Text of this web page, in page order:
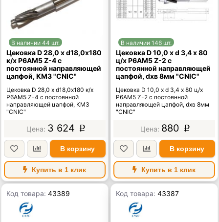
В наличии 44 шт.
Цековка D 28,0 х d18,0х180
к/х Р6АМ5 Z-4 с
постоянной направляющей
цапфой, КМ3 "CNIC"
Цековка D 28,0 х d18,0х180 к/х
Р6АМ5 Z-4 с постоянной
направляющей цапфой, КМ3
"CNIC"
3 624 p
В корзину
Купить в 1 клик
В наличии 146 шт.
Цековка D 10,0 х d 3,4 х 80
ц/х Р6АМ5 Z-2 с
постоянной направляющей
цапфой, dхв 8мм "CNIC"
Цековка D 10,0 х d 3,4 х 80 ц/х
Р6АМ5 Z-2 с постоянной
направляющей цапфой, dхв 8мм
"CNIC"
880 p
В корзину
Купить в 1 клик
Код товара:43389 Код товара:43387